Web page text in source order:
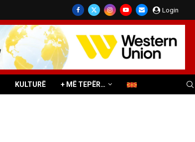
Login
KULTURË + MË TEPËR…